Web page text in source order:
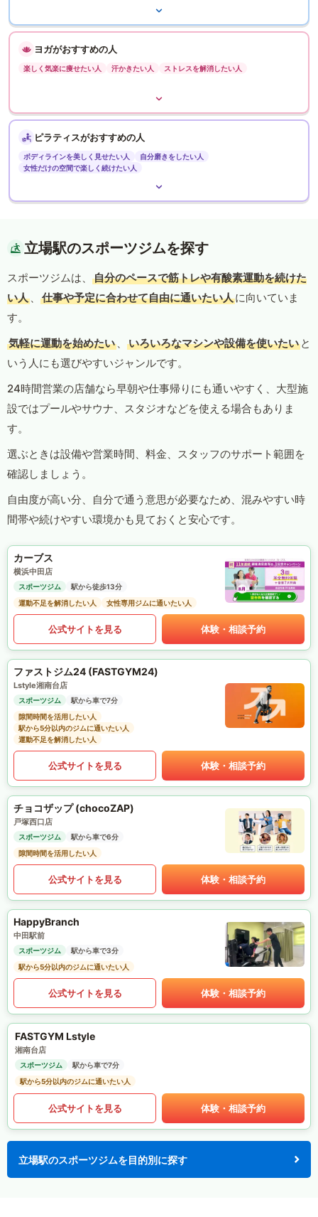
ヨガがおすすめの人
楽しく気楽に痩せたい人 汗かきたい人 ストレスを解消したい人
ピラティスがおすすめの人
ボディラインを美しく見せたい人
自分磨きをしたい人
女性だけの空間で楽しく続けたい人
立場駅のスポーツジムを探す
スポーツジムは、
自分のペースで筋トレや有酸素運動を続けた
い人 、 仕事や予定に合わせて自由に通いたい人に向いていま
す。
気軽に運動を始めたい 、 いろいろなマシンや設備を使いたい と
いう人にも選びやすいジャンルです。
24時間営業の店舗なら早朝や仕事帰りにも通いやすく、大型施
設ではプールやサウナ、スタジオなどを使える場合もありま
す。
選ぶときは設備や営業時間、料金、スタッフのサポート範囲を
確認しましょう。
自由度が高い分、自分で通う意思が必要なため、混みやすい時
間帯や続けやすい環境かも見ておくと安心です。
カーブス
横浜中田店
スポーツジム
駅から徒歩13分
運動不足を解消したい人
女性専用ジムに通いたい人
公式サイトを見る 体験・相談予約
ファストジム24 (FASTGYM24)
Lstyle湘南台店
スポーツジム
駅から車で7分
隙間時間を活用したい人
駅から5分以内のジムに通いたい人
運動不足を解消したい人
公式サイトを見る 体験・相談予約
チョコザップ (chocoZAP)
戸塚西口店
スポーツジム
駅から車で6分
隙間時間を活用したい人
公式サイトを見る 体験・相談予約
HappyBranch
中田駅前
スポーツジム
駅から車で3分
駅から5分以内のジムに通いたい人
公式サイトを見る 体験・相談予約
FASTGYM Lstyle
湘南台店
スポーツジム
駅から車で7分
駅から5分以内のジムに通いたい人
公式サイトを見る 体験・相談予約
立場駅のスポーツジムを目的別に探す